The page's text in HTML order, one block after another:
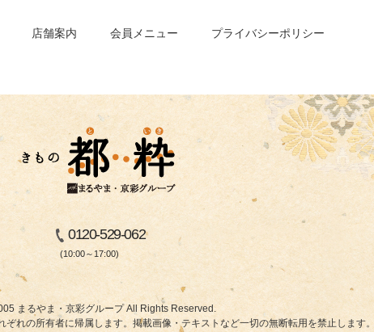
店舗案内 会員メニュー プライバシーポリシー
0120-529-062
(10:00～17:00)
まるやま・京彩グループ All Rights Reserved.
れの所有者に帰属します。掲載画像・テキストなど一切の無断転用を禁止します。